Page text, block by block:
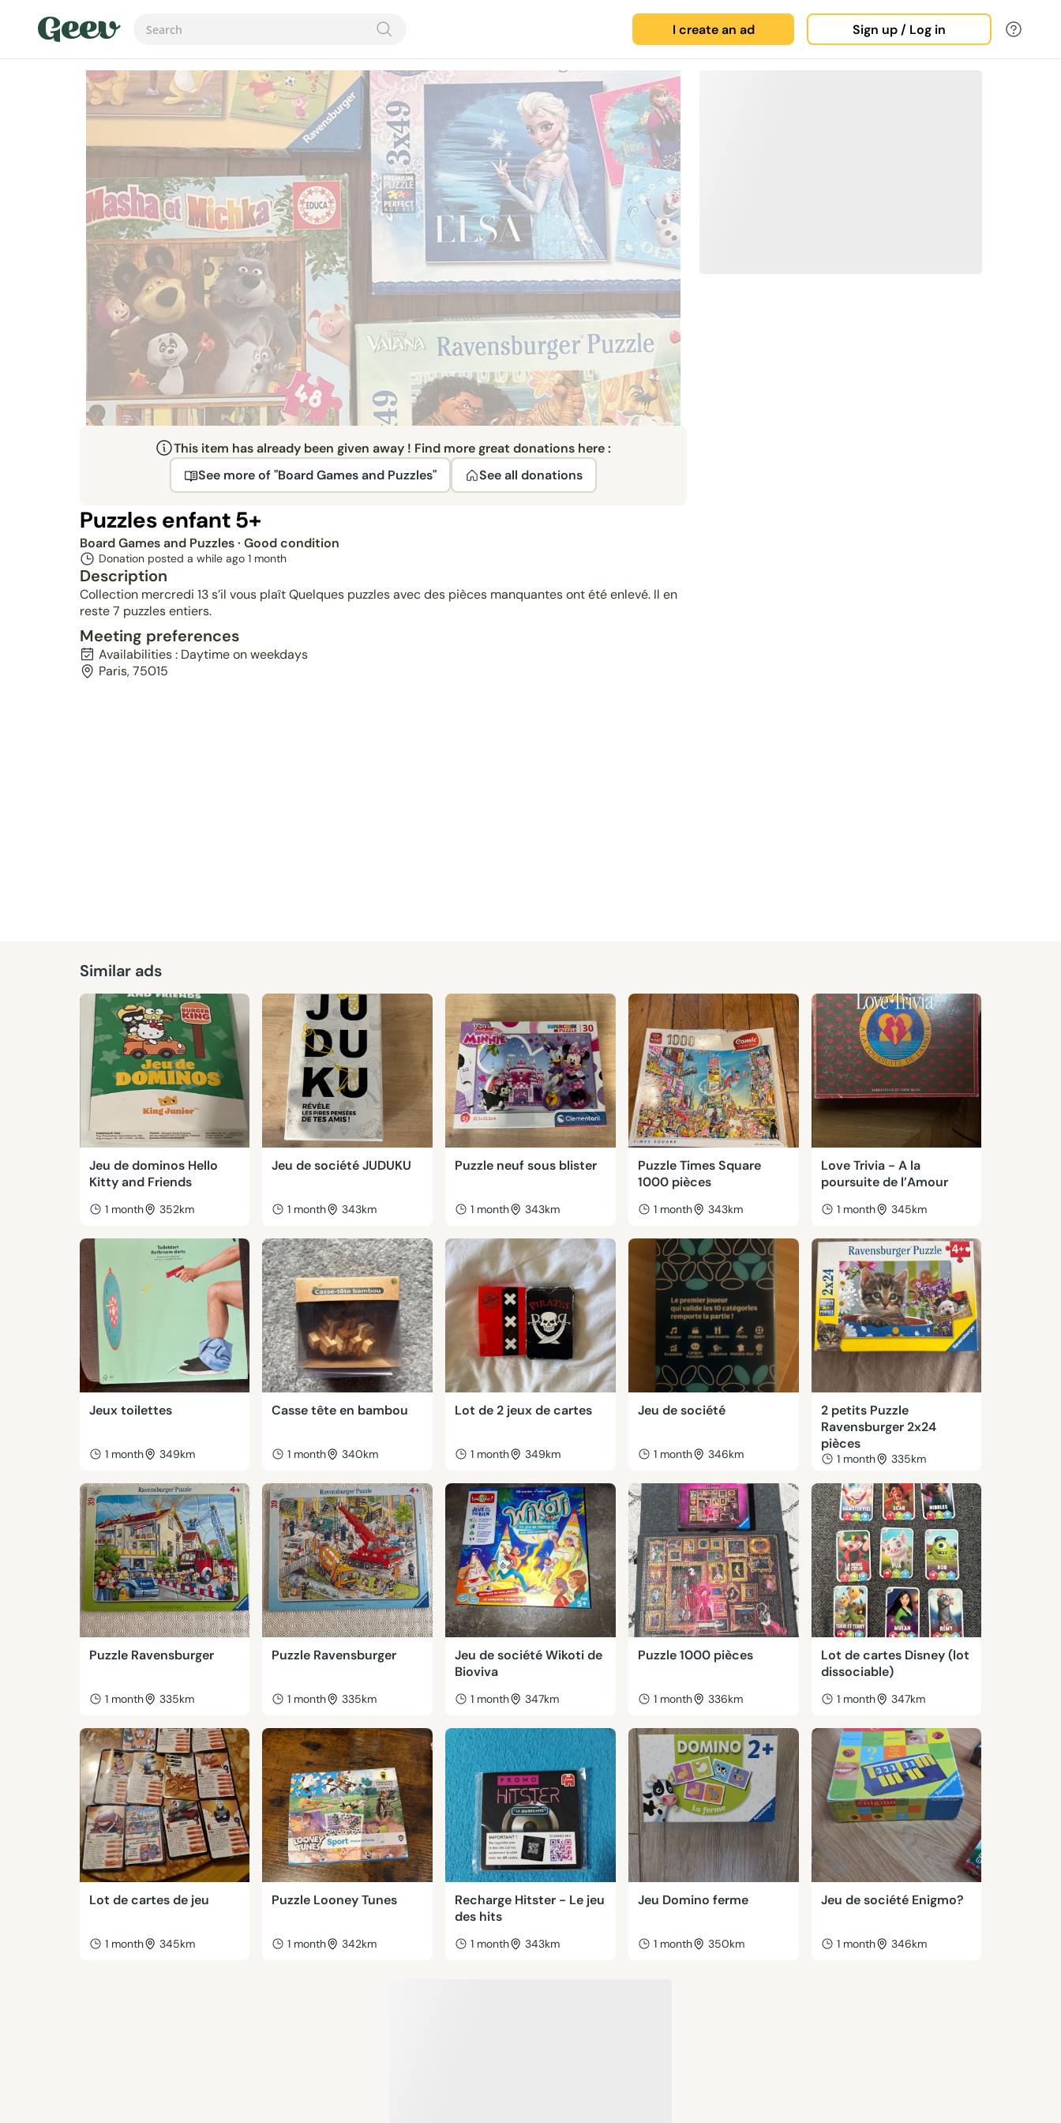
I create an ad Sign up / Log in
This item has already been given away ! Find more great donations here :
See more of "Board Games and Puzzles"
See all donations
Puzzles enfant 5+
Board Games and Puzzles· Good condition
Donation posted a while ago 1 month
Description
Collection mercredi 13 s’il vous plaît Quelques puzzles avec des pièces manquantes ont été enlevé. Il en
reste 7 puzzles entiers.
Meeting preferences
Availabilities : Daytime on weekdays
Paris, 75015
Similar ads
Jeu de dominos Hello
Kitty and Friends
1 month 352km
Jeu de société JUDUKU
1 month 343km
Puzzle neuf sous blister
1 month 343km
Puzzle Times Square
1000 pièces
1 month 343km
Love Trivia - A la
poursuite de l’Amour
1 month 345km
Jeux toilettes
1 month 349km
Casse tête en bambou
1 month 340km
Lot de 2 jeux de cartes
1 month 349km
Jeu de société
1 month 346km
2 petits Puzzle
Ravensburger 2x24
pièces
1 month 335km
Puzzle Ravensburger
1 month 335km
Puzzle Ravensburger
1 month 335km
Jeu de société Wikoti de
Bioviva
1 month 347km
Puzzle 1000 pièces
1 month 336km
Lot de cartes Disney (lot
dissociable)
1 month 347km
Lot de cartes de jeu
1 month 345km
Puzzle Looney Tunes
1 month 342km
Recharge Hitster - Le jeu
des hits
1 month 343km
Jeu Domino ferme
1 month 350km
Jeu de société Enigmo?
1 month 346km